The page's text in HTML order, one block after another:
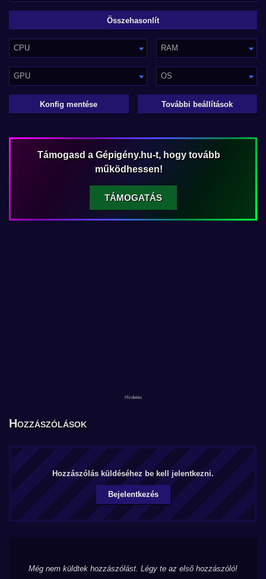
CPU RAM
GPU OS
Konfig mentése További beállítások
Támogasd a Gépigény.hu-t, hogy tovább
működhessen!
TÁMOGATÁS
Hozzászólások
Hozzászólás küldéséhez be kell jelentkezni.
Bejelentkezés
Még nem küldtek hozzászólást. Légy te az első hozzászóló!